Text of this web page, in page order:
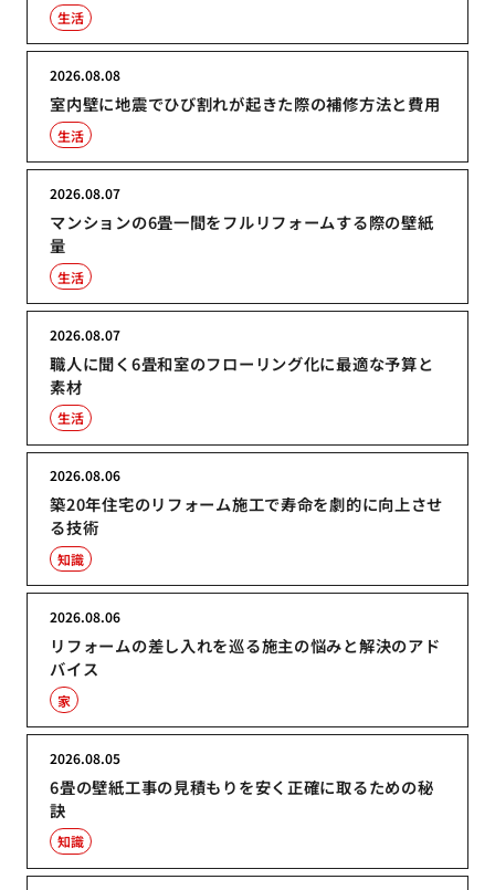
生活
室内壁に地震でひび割れが起きた際の補修方法と費用
2026.08.08
生活
マンションの6畳一間をフルリフォームする際の壁紙
量
2026.08.07
生活
職人に聞く6畳和室のフローリング化に最適な予算と
素材
2026.08.07
生活
築20年住宅のリフォーム施工で寿命を劇的に向上させ
る技術
2026.08.06
知識
リフォームの差し入れを巡る施主の悩みと解決のアド
バイス
2026.08.06
家
6畳の壁紙工事の見積もりを安く正確に取るための秘
訣
2026.08.05
知識